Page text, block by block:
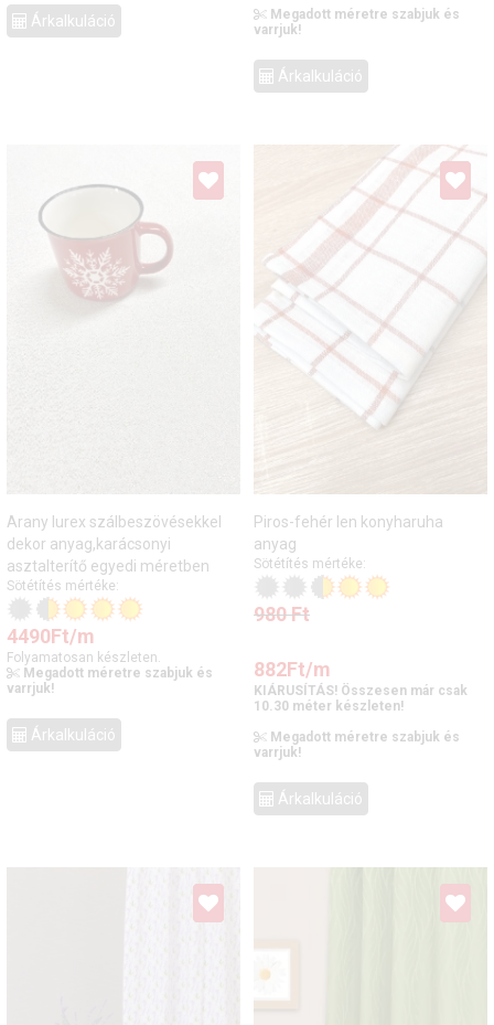
Árkalkuláció
Megadott méretre szabjuk és
varrjuk!
Árkalkuláció
Arany lurex szálbeszövésekkel
dekor anyag,karácsonyi
asztalterítő egyedi méretben
Sötétítés mértéke:
4490Ft/m
Folyamatosan készleten.
Megadott méretre szabjuk és
varrjuk!
Árkalkuláció
Piros-fehér len konyharuha
anyag
Sötétítés mértéke:
980Ft
882Ft/m
KIÁRUSÍTÁS! Összesen már csak
10.30 méter készleten!
Megadott méretre szabjuk és
varrjuk!
Árkalkuláció